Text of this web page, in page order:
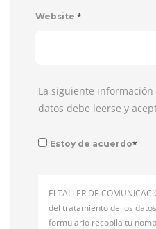
Website *
La siguiente
datos debe leerse y
Estoy de acuerdo*
El TALLER DE
del tratamiento de los
formulario recopila tu